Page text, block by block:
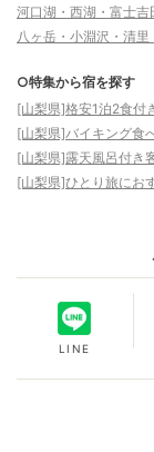
河口湖・西湖・富士
八ヶ岳・小淵沢・清
○特集から宿を探す
[山梨県]格安1泊2食付
[山梨県]バイキング食
[山梨県]露天風呂付き
[山梨県]ひとり旅にお
LINE